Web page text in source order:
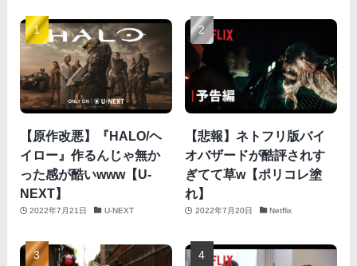
【原作改悪】『HALO/ヘ
イロー』作るんじゃ無か
った感が酷いwww【U-
NEXT】
2022年7月21日 U-NEXT
【悲報】ネトフリ版バイ
オバザードが酷評されす
ぎてて草w【ポリコレ塗
れ】
2022年7月20日 Netflix